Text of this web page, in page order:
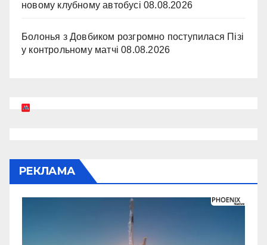
новому клубному автобусі 08.08.2026
Болонья з Довбиком розгромно поступилася Пізі
у контрольному матчі 08.08.2026
РЕКЛАМА